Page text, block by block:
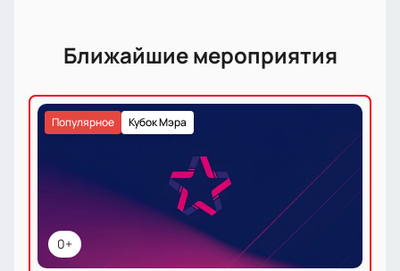
Ближайшие мероприятия
0+
Кубок Мэра
Популярное